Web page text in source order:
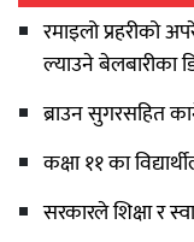
रमाइलो प्रहरीको
ल्याउने बेलबारीका
ब्राउन सुगरसहित
कक्षा ११ का
सरकारले शिक्षा र